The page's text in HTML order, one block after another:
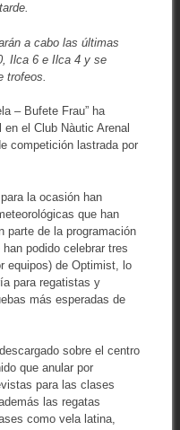
a cabo las últimas
Ilca 6 e Ilca 4 y se
trofeos.
– Bufete Frau” ha
el Club Nàutic Arenal
competición lastrada por
la ocasión han
que han
parte de la programación
podido celebrar tres
equipos) de Optimist, lo
para regatistas y
más esperadas de
sobre el centro
que anular por
para las clases
las regatas
como vela latina,